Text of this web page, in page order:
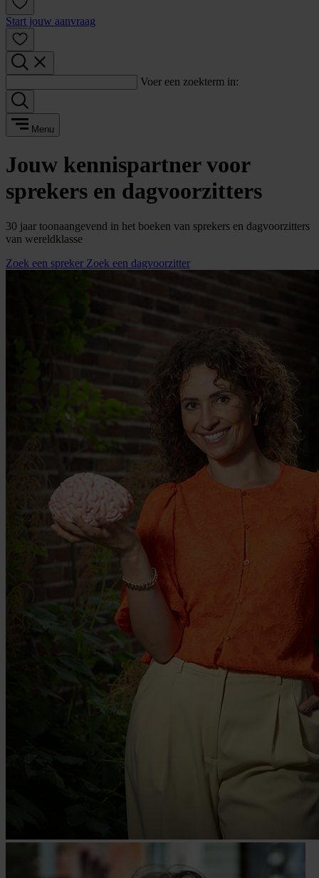
Start jouw aanvraag
Voer een zoekterm in:
Menu
Jouw kennispartner voor
sprekers en dagvoorzitters
30 jaar toonaangevend in het boeken van sprekers en dagvoorzitters
van wereldklasse
Zoek een spreker Zoek een dagvoorzitter